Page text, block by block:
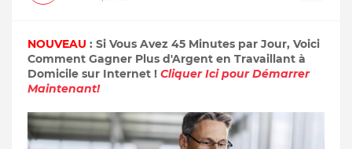
NOUVEAU : Si Vous Avez 45 Minutes par Jour, Voici
Comment Gagner Plus d'Argent en Travaillant à
Domicile sur Internet ! Cliquer Ici pour Démarrer
Maintenant!